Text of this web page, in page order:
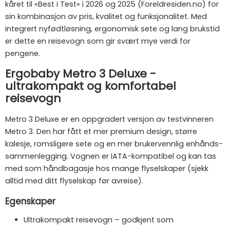
kåret til «Best i Test» i 2026 og 2025 (Foreldresiden.no) for
sin kombinasjon av pris, kvalitet og funksjonalitet. Med
integrert nyfødtløsning, ergonomisk sete og lang brukstid
er dette en reisevogn som gir svært mye verdi for
pengene.
Ergobaby Metro 3 Deluxe -
ultrakompakt og komfortabel
reisevogn
Metro 3 Deluxe er en oppgradert versjon av testvinneren
Metro 3. Den har fått et mer premium design, større
kalesje, romsligere sete og en mer brukervennlig enhånds-
sammenlegging. Vognen er IATA-kompatibel og kan tas
med som håndbagasje hos mange flyselskaper (sjekk
alltid med ditt flyselskap før avreise).
Egenskaper
Ultrakompakt reisevogn – godkjent som